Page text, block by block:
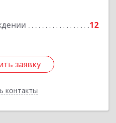
12
заявку
контакты
заявку